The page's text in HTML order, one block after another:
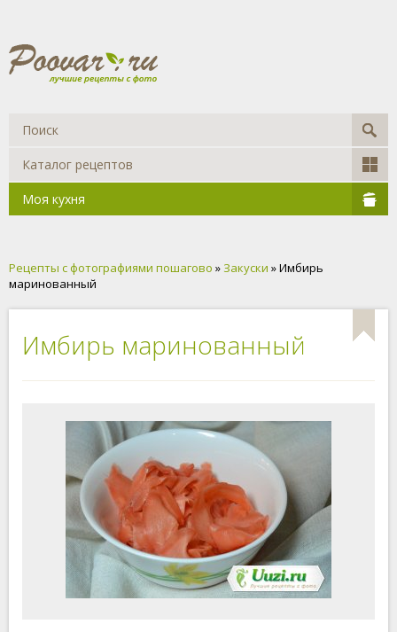
Каталог рецептов
Моя кухня
Рецепты с фотографиями пошагово » Закуски » Имбирь
маринованный
Имбирь маринованный